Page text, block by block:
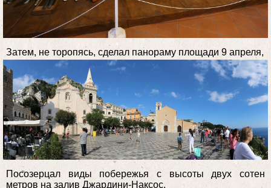
Затем, не торопясь, сделал панораму площади 9 апреля,
Посозерцал виды побережья с высоты двух сотен
метров на залив Джардини-Наксос.